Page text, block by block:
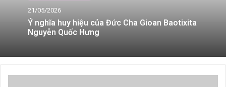
21/05/2026
Ý nghĩa huy hiệu của Đức Cha Gioan Baotixita
Nguyễn Quốc Hưng